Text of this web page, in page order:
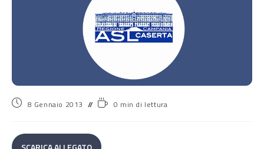
8 Gennaio 2013 0 min di lettura